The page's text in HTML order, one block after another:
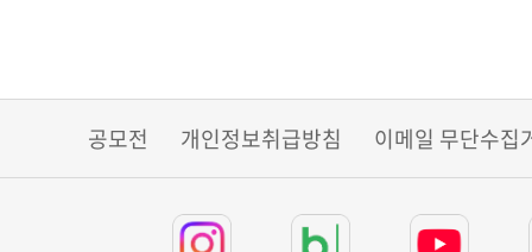
공모전 개인정보취급방침 이메일 무단수집